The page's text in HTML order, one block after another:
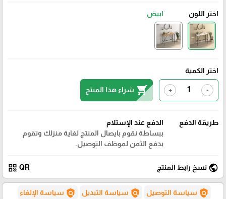
اختر اللون ابيض
اختر الكمية
-
+
shopping_cart شراء هذا المنتج
طريقة الدفع
الدفع عند الإستلام
ببساطة نقوم بايصال المنتج لغاية منزلك وتقوم
بدفع الثمن لموظف التوصيل.
public نسخ رابط المنتج QR
qr_code
policy سياسة التوصيل policy سياسة التبديل policy سياسة الإلغاء